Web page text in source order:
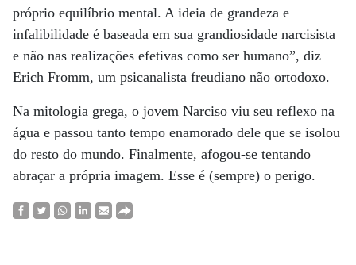
próprio equilíbrio mental. A ideia de grandeza e
infalibilidade é baseada em sua grandiosidade narcisista
e não nas realizações efetivas como ser humano”, diz
Erich Fromm, um psicanalista freudiano não ortodoxo.
Na mitologia grega, o jovem Narciso viu seu reflexo na
água e passou tanto tempo enamorado dele que se isolou
do resto do mundo. Finalmente, afogou-se tentando
abraçar a própria imagem. Esse é (sempre) o perigo.